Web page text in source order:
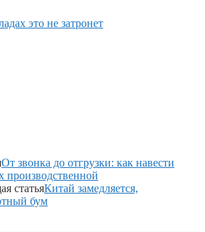
это не затронет
От звонка до отгрузки: как навести
производственной
статьяКитай замедляется,
бум